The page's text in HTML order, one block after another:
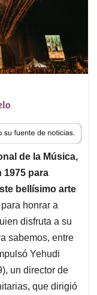
de la Música,
1975 para
bellísimo arte
honrar a
disfruta a su
sabemos, entre
Yehudi
un director de
que dirigió